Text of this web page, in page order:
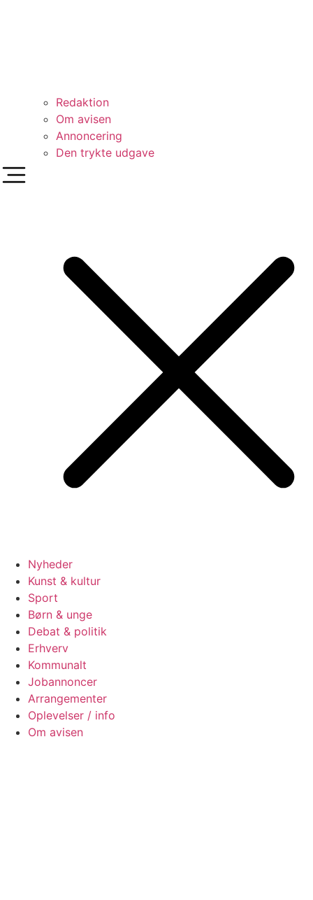
Redaktion
Om avisen
Annoncering
Den trykte udgave
Nyheder
Kunst & kultur
Sport
Børn & unge
Debat & politik
Erhverv
Kommunalt
Jobannoncer
Arrangementer
Oplevelser / info
Om avisen